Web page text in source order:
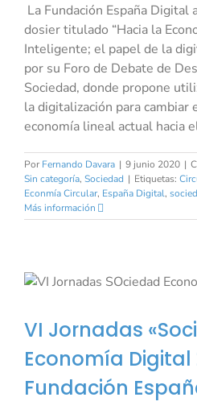
La Fundación España Digital
dosier titulado “Hacia la
Inteligente; el papel de la
por su Foro de Debate de
Sociedad, donde propone
la digitalización para cambiar
economía lineal actual hacia
Por Fernando Davara | 9 junio 2020 |
Sin categoría, Sociedad | Etiquetas:
Econmía Circular, España Digital,
Más información
VI Jornadas
Economía Digital
Fundación